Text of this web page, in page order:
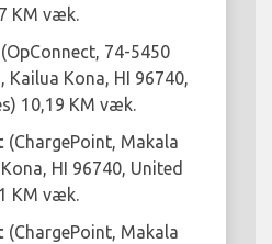
KM væk.
(OpConnect, 74-5450
Kailua Kona, HI 96740,
10,19 KM væk.
(ChargePoint, Makala
HI 96740, United
KM væk.
(ChargePoint, Makala